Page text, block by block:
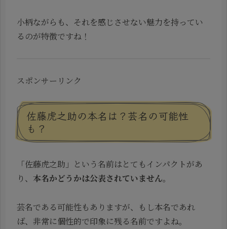
小柄ながらも、それを感じさせない魅力を持ってい
るのが特徴ですね！
スポンサーリンク
佐藤虎之助の本名は？芸名の可能性
も？
「佐藤虎之助」という名前はとてもインパクトがあ
り、 本名かどうかは公表されていません。
芸名である可能性もありますが、もし本名であれ
ば、非常に個性的で印象に残る名前ですよね。